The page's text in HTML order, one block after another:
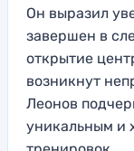
Он выразил
завершен в
открытие
возникнут
Леонов
уникальным и